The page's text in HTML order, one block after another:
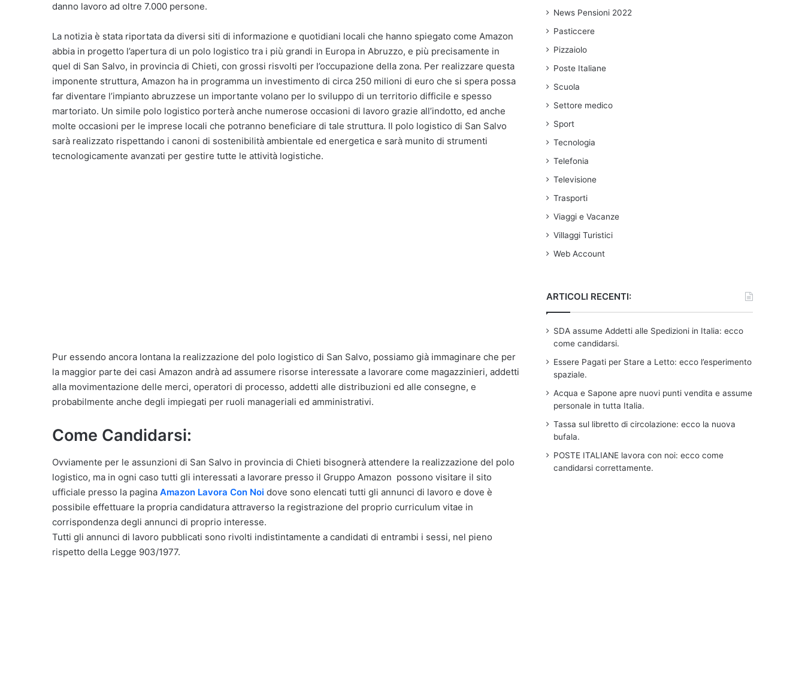
danno lavoro ad oltre 7.000 persone.
La notizia è stata riportata da diversi siti di informazione e quotidiani locali che hanno spiegato come Amazon
abbia in progetto l’apertura di un polo logistico tra i più grandi in Europa in Abruzzo, e più precisamente in
quel di San Salvo, in provincia di Chieti, con grossi risvolti per l’occupazione della zona. Per realizzare questa
imponente struttura, Amazon ha in programma un investimento di circa 250 milioni di euro che si spera possa
far diventare l’impianto abruzzese un importante volano per lo sviluppo di un territorio difficile e spesso
martoriato. Un simile polo logistico porterà anche numerose occasioni di lavoro grazie all’indotto, ed anche
molte occasioni per le imprese locali che potranno beneficiare di tale struttura. Il polo logistico di San Salvo
sarà realizzato rispettando i canoni di sostenibilità ambientale ed energetica e sarà munito di strumenti
tecnologicamente avanzati per gestire tutte le attività logistiche.
Pur essendo ancora lontana la realizzazione del polo logistico di San Salvo, possiamo già immaginare che per
la maggior parte dei casi Amazon andrà ad assumere risorse interessate a lavorare come magazzinieri, addetti
alla movimentazione delle merci, operatori di processo, addetti alle distribuzioni ed alle consegne, e
probabilmente anche degli impiegati per ruoli manageriali ed amministrativi.
Come Candidarsi:
Ovviamente per le assunzioni di San Salvo in provincia di Chieti bisognerà attendere la realizzazione del polo
logistico, ma in ogni caso tutti gli interessati a lavorare presso il Gruppo Amazon possono visitare il sito
ufficiale presso la pagina Amazon Lavora Con Noi dove sono elencati tutti gli annunci di lavoro e dove è
possibile effettuare la propria candidatura attraverso la registrazione del proprio curriculum vitae in
corrispondenza degli annunci di proprio interesse.
Tutti gli annunci di lavoro pubblicati sono rivolti indistintamente a candidati di entrambi i sessi, nel pieno
rispetto della Legge 903/1977.
News Pensioni 2022
Pasticcere
Pizzaiolo
Poste Italiane
Scuola
Settore medico
Sport
Tecnologia
Telefonia
Televisione
Trasporti
Viaggi e Vacanze
Villaggi Turistici
Web Account
ARTICOLI RECENTI:
SDA assume Addetti alle Spedizioni in Italia: ecco
come candidarsi.
Essere Pagati per Stare a Letto: ecco l’esperimento
spaziale.
Acqua e Sapone apre nuovi punti vendita e assume
personale in tutta Italia.
Tassa sul libretto di circolazione: ecco la nuova
bufala.
POSTE ITALIANE lavora con noi: ecco come
candidarsi correttamente.